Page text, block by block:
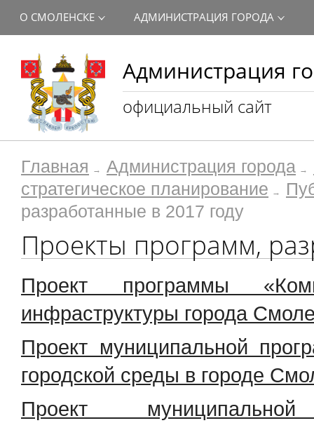
Администрация
официальный сайт
О СМОЛЕНСКЕ АДМИНИСТРАЦИЯ ГОРОДА
Главная Администрация города
стратегическое планирование
разработанные в 2017 году
Проекты программ,
Проект программы
инфраструктуры города
Проект муниципальной
городской среды в городе
Проект